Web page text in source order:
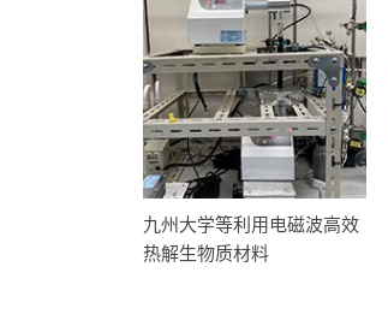
九州大学等利用电磁波高效
热解生物质材料